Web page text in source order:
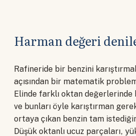
Harman değeri
Rafineride bir benzini
açısından bir matematik
Elinde farklı oktan
ve bunları öyle karıştırman
ortaya çıkan benzin tam
Düşük oktanlı ucuz parçaları,